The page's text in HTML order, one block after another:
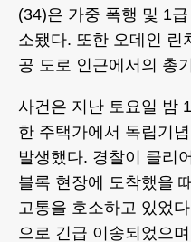
(34)은 가중 폭행 및 1
소됐다. 또한 오데인 린
공 도로 인근에서의 총
사건은 지난 토요일 밤
한 주택가에서 독립기
발생했다. 경찰이 클리
블록 현장에 도착했을
고통을 호소하고 있었
으로 긴급 이송되었으